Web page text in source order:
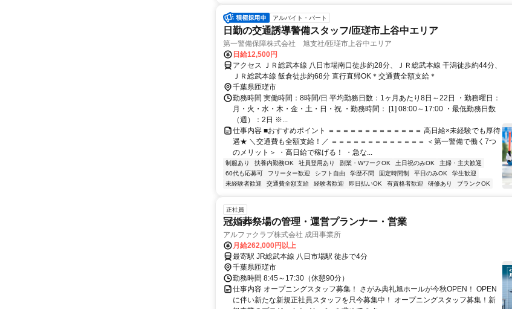
アルバイト・パート
日勤の交通誘導警備スタッフ/匝瑳市上谷中エリア
第一警備保障株式会社 旭支社/匝瑳市上谷中エリア
日給12,500円
アクセス ＪＲ総武本線 八日市場南口徒歩約28分、ＪＲ総武本線 干潟徒歩約44分、
ＪＲ総武本線 飯倉徒歩約68分 直行直帰OK＊交通費全額支給＊
千葉県匝瑳市
勤務時間 実働時間：8時間/日 平均勤務日数：1ヶ月あたり8日～22日 ・勤務曜日：
月・火・水・木・金・土・日・祝 ・勤務時間： [1] 08:00～17:00 ・最低勤務日数
（週）：2日 ※...
仕事内容 ■おすすめポイント ＝＝＝＝＝＝＝＝＝＝＝＝＝ 高日給×未経験でも厚待
遇★ ＼交通費も全額支給！／ ＝＝＝＝＝＝＝＝＝＝＝＝＝ ＜第一警備で働く7つ
のメリット＞ ・高日給で稼げる！ ・急な...
制服あり 扶養内勤務OK 社員登用あり 副業・WワークOK 土日祝のみOK
主婦・主夫歓迎
60代も応募可
フリーター歓迎 シフト自由 学歴不問 固定時間制 平日のみOK
学生歓迎
未経験者歓迎
交通費全額支給 経験者歓迎 即日払いOK 有資格者歓迎 研修あり ブランクOK
正社員
冠婚葬祭場の管理・運営プランナー・営業
アルファクラブ株式会社 成田事業所
月給262,000円以上
最寄駅 JR総武本線 八日市場駅 徒歩で4分
千葉県匝瑳市
勤務時間 8:45～17:30（休憩90分）
仕事内容 オープニングスタッフ募集！ さがみ典礼旭ホールが今秋OPEN！ OPEN
に伴い新たな新規正社員スタッフを只今募集中！ オープニングスタッフ募集！新